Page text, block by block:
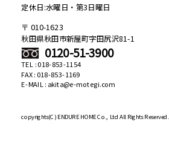
定休日:水曜日・第3日曜日
010-1623
秋田県秋田市新屋町字田尻沢81-1
0120-51-3900
TEL : 018-853-1154
FAX : 018-853-1169
E-MAIL : akita@e-motegi.com
copyrights(C)ENDURE HOME Co., Ltd All Rights Reserved.